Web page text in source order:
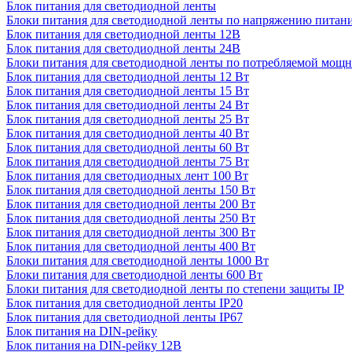
Блок питания для светодиодной ленты
Блоки питания для светодиодной ленты по напряжению
Блок питания для светодиодной ленты 12В
Блок питания для светодиодной ленты 24В
Блоки питания для светодиодной ленты по потребляемой
Блок питания для светодиодной ленты 12 Вт
Блок питания для светодиодной ленты 15 Вт
Блок питания для светодиодной ленты 24 Вт
Блок питания для светодиодной ленты 25 Вт
Блок питания для светодиодной ленты 40 Вт
Блок питания для светодиодной ленты 60 Вт
Блок питания для светодиодной ленты 75 Вт
Блок питания для светодиодных лент 100 Вт
Блок питания для светодиодной ленты 150 Вт
Блок питания для светодиодной ленты 200 Вт
Блок питания для светодиодной ленты 250 Вт
Блок питания для светодиодной ленты 300 Вт
Блок питания для светодиодной ленты 400 Вт
Блоки питания для светодиодной ленты 1000 Вт
Блоки питания для светодиодной ленты 600 Вт
Блоки питания для светодиодной ленты по степени защиты IP
Блок питания для светодиодной ленты IP20
Блок питания для светодиодной ленты IP67
Блок питания на DIN-рейку
Блок питания на DIN-рейку 12В